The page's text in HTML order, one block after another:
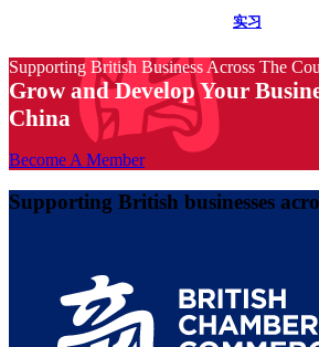
实习
Supporting British Business Across The
Grow and Develop Your
China
Become A Member
Supporting British businesses